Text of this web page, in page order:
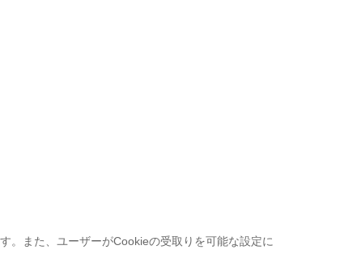
。また、ユーザーがCookieの受取りを可能な設定に